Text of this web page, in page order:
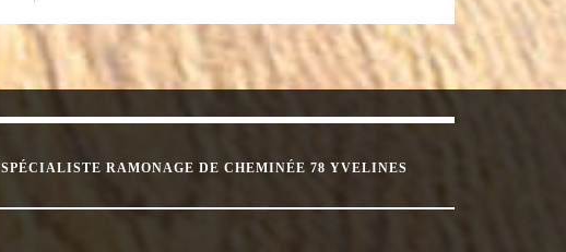
SPÉCIALISTE RAMONAGE DE CHEMINÉE 78 YVELINES